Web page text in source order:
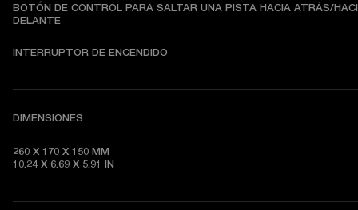
BOTÓN DE CONTROL PARA SALTAR UNA PISTA HACIA ATRÁS/
DELANTE
INTERRUPTOR DE ENCENDIDO
DIMENSIONES
260 X 170 X 150 MM
10.24 X 6.69 X 5.91 IN